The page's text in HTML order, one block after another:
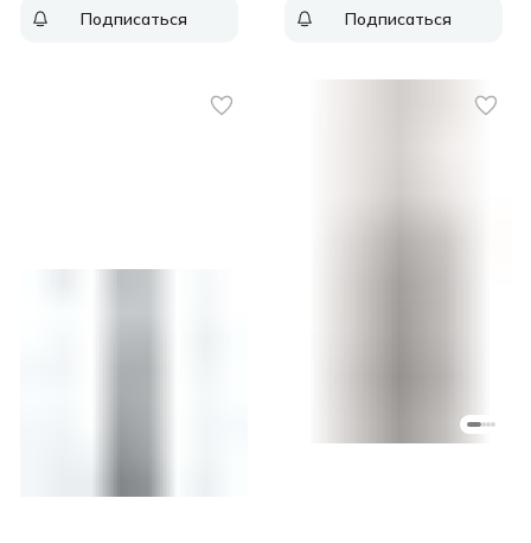
Подписаться Подписаться